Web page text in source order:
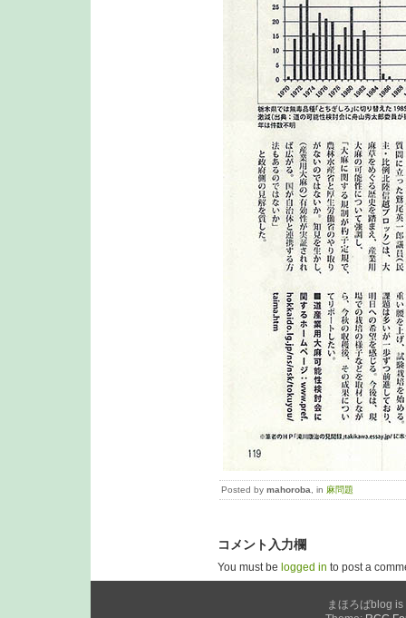
Posted by mahoroba , in 麻問題
コメント入力欄
You must be logged in to post a
まほろばblog